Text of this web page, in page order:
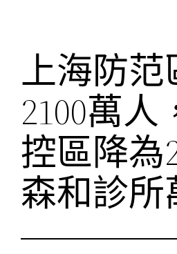
上海防范
2100萬人
控區降為
森和診所